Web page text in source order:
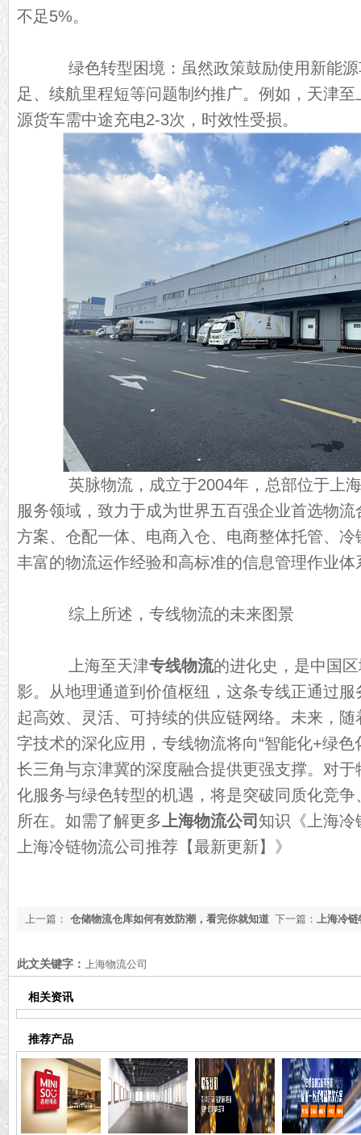
不足5%。
绿色转型困境：虽然政策鼓励使用新能源
足、续航里程短等问题制约推广。例如，天津
源货车需中途充电2-3次，时效性受损。
英脉物流，成立于2004年，总部位于上海
服务领域，致力于成为世界五百强企业首选物
方案、仓配一体、电商入仓、电商整体托管、
丰富的物流运作经验和高标准的信息管理作业体
综上所述，专线物流的未来图景
上海至天津专线物流的进化史，是中国
影。从地理通道到价值枢纽，这条专线正通过
起高效、灵活、可持续的供应链网络。未来，随
字技术的深化应用，专线物流将向“智能化+绿色
长三角与京津冀的深度融合提供更强支撑。对
化服务与绿色转型的机遇，将是突破同质化竞
所在。如需了解更多上海物流公司 知识《 上海
上海冷链物流公司推荐【最新更新】 》
下一篇： 上海冷
上一篇： 仓储物流仓库如何有效防潮，看完你就知道
此文关键字： 上海物流公司
相关资讯
推荐产品